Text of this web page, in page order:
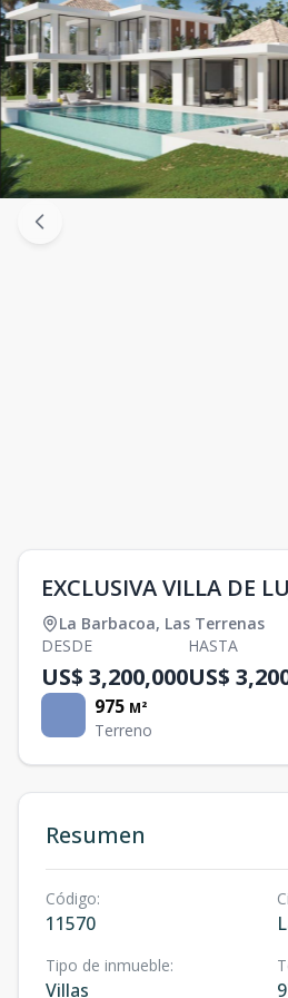
EXCLUSIVA VILLA DE
La Barbacoa, Las Terrenas
DESDE
US$ 3,200,000
HASTA
US$
975 M²
Terreno
Resumen
Código:
11570
Tipo de inmueble:
Villas